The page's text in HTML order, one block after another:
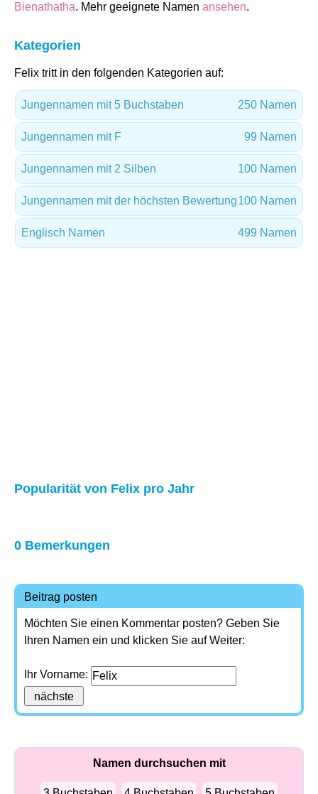
Bienathatha. Mehr geeignete Namen ansehen.
Kategorien
Felix tritt in den folgenden Kategorien auf:
Jungennamen mit 5 Buchstaben 250 Namen
Jungennamen mit F 99 Namen
Jungennamen mit 2 Silben 100 Namen
Jungennamen mit der höchsten Bewertung100 Namen
Englisch Namen 499 Namen
Popularität von Felix pro Jahr
0 Bemerkungen
Beitrag posten
Möchten Sie einen Kommentar posten? Geben Sie
Ihren Namen ein und klicken Sie auf Weiter:
Ihr Vorname:
Namen durchsuchen mit